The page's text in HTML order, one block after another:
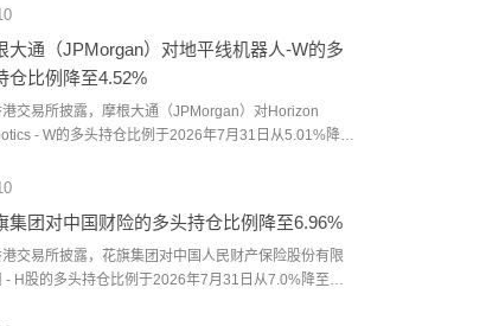
大通（JPMorgan）对地平线机器人-W的多
仓比例降至4.52%
交易所披露，摩根大通（JPMorgan）对Horizon
- W的多头持仓比例于2026年7月31日从5.01%降至
集团对中国财险的多头持仓比例降至6.96%
交易所披露，花旗集团对中国人民财产保险股份有限
- H股的多头持仓比例于2026年7月31日从7.0%降至